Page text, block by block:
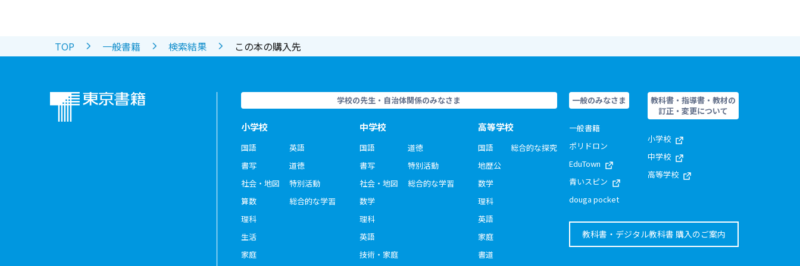
TOP 一般書籍 検索結果 この本の購入先
学校の先生・自治体関係のみなさま
小学校
国語
書写
社会・地図
算数
理科
生活
家庭
英語
道徳
特別活動
総合的な学習
中学校
国語
書写
社会・地図
数学
理科
英語
技術・家庭
道徳
特別活動
総合的な学習
高等学校
国語
地歴公
数学
理科
英語
家庭
書道
総合的な探究
一般のみなさま
一般書籍
ポリドロン
EduTown
青いスピン
douga pocket
教科書・指導書・教材の
訂正・変更について
小学校
中学校
高等学校
教科書・デジタル教科書 購入のご案内